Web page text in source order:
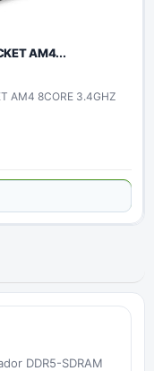
AM4...
AM4 8CORE 3.4GHZ
DDR5-SDRAM